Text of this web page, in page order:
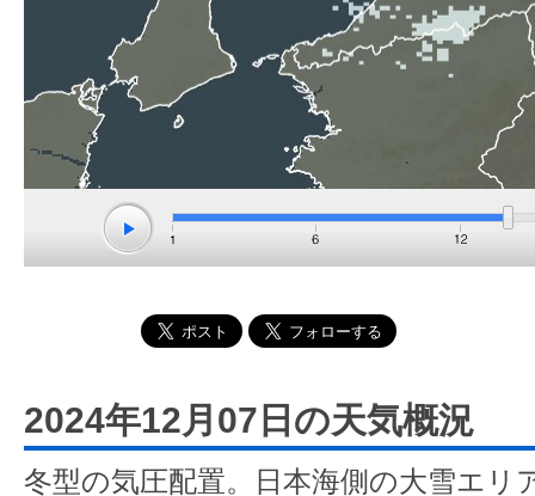
2024年12月07日の天気概況
冬型の気圧配置。日本海側の大雪エリ